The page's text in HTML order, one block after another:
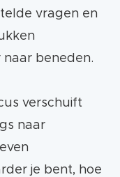
vragen en
beneden.
verschuift
naar
je bent, hoe